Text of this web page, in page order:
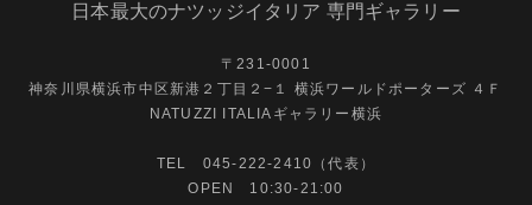
日本最大のナツッジイタリア 専門ギャラリー
〒231-0001
神奈川県横浜市中区新港２丁目２−１ 横浜ワールドポーターズ ４Ｆ
NATUZZI ITALIAギャラリー横浜
TEL 045-222-2410（代表）
OPEN 10:30-21:00